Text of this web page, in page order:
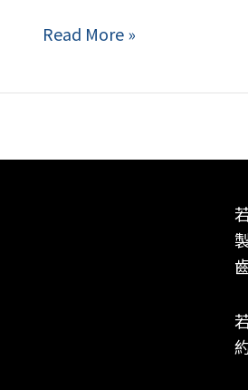
智
蛀
Read More »